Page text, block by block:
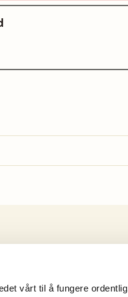
vårt til å fungere